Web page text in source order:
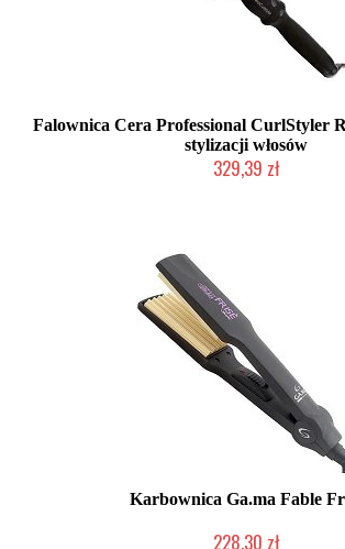
Falownica Cera Professional CurlStyler
stylizacji włosów
329,39 zł
Karbownica Ga.ma Fable
228,30 zł